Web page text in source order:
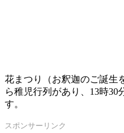
花まつり（お釈迦のご誕生
ら稚児行列があり、13時30
す。
スポンサーリンク